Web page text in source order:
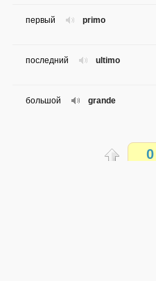
primo
первый
ultimo
последний
grande
большой
0